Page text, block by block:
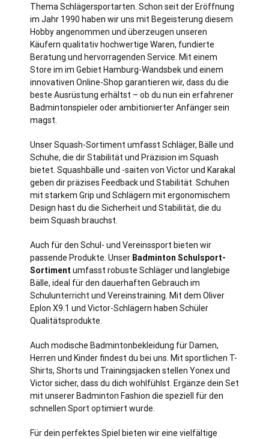
Thema Schlägersportarten. Schon seit der Eröffnung
im Jahr 1990 haben wir uns mit Begeisterung diesem
Hobby angenommen und überzeugen unseren
Käufern qualitativ hochwertige Waren, fundierte
Beratung und hervorragenden Service. Mit einem
Store im im Gebiet Hamburg-Wandsbek und einem
innovativen Online-Shop garantieren wir, dass du die
beste Ausrüstung erhältst – ob du nun ein erfahrener
Badmintonspieler oder ambitionierter Anfänger sein
magst.
Unser Squash-Sortiment umfasst Schläger, Bälle und
Schuhe, die dir Stabilität und Präzision im Squash
bietet. Squashbälle und -saiten von Victor und Karakal
geben dir präzises Feedback und Stabilität. Schuhen
mit starkem Grip und Schlägern mit ergonomischem
Design hast du die Sicherheit und Stabilität, die du
beim Squash brauchst.
Auch für den Schul- und Vereinssport bieten wir
passende Produkte. Unser Badminton Schulsport-
Sortiment umfasst robuste Schläger und langlebige
Bälle, ideal für den dauerhaften Gebrauch im
Schulunterricht und Vereinstraining. Mit dem Oliver
Eplon X9.1 und Victor-Schlägern haben Schüler
Qualitätsprodukte.
Auch modische Badmintonbekleidung für Damen,
Herren und Kinder findest du bei uns. Mit sportlichen T-
Shirts, Shorts und Trainingsjacken stellen Yonex und
Victor sicher, dass du dich wohlfühlst. Ergänze dein Set
mit unserer Badminton Fashion die speziell für den
schnellen Sport optimiert wurde.
Für dein perfektes Spiel bieten wir eine vielfältige